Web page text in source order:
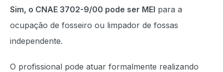
Sim, o CNAE 3702-9/00 pode ser MEI para a
ocupação de fosseiro ou limpador de fossas
independente.
O profissional pode atuar formalmente realizando